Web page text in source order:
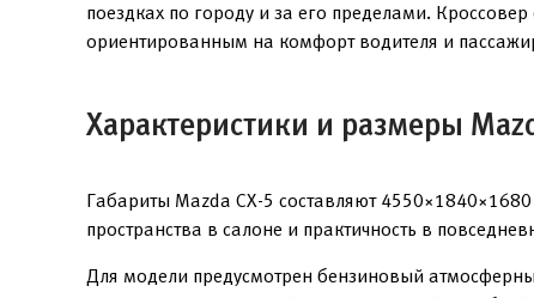
поездках по городу и за его пределами.
ориентированным на комфорт водителя и
Характеристики и размеры
Габариты Mazda CX-5 составляют
пространства в салоне и практичность в
Для модели предусмотрен бензиновый